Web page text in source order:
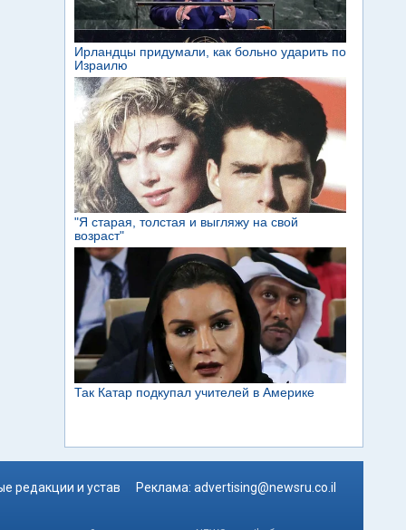
редакции и устав Реклама: advertising@newsru.co.il